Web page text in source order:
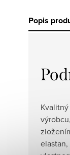
Popis
elastan,